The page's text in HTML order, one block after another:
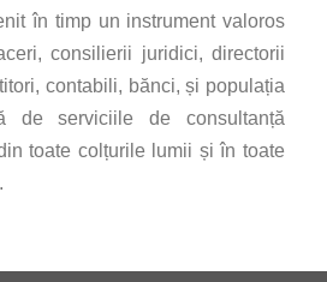
în timp un instrument valoros
consilierii juridici, directorii
contabili, bănci, și populația
de serviciile de consultanță
toate colțurile lumii și în toate